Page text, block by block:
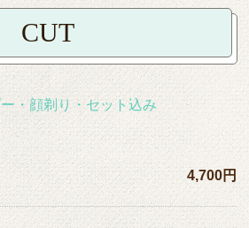
CUT
・顔剃り・セット込み
4,700円